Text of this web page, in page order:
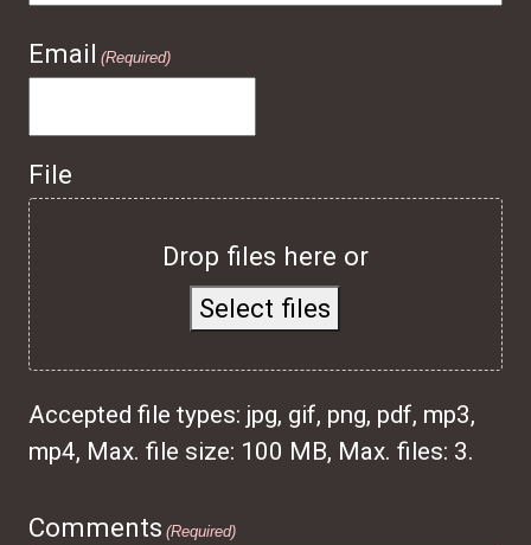
Email (Required)
File
Drop files here or
Select files
Accepted file types: jpg, gif, png, pdf, mp3,
mp4, Max. file size: 100 MB, Max. files: 3.
Comments (Required)